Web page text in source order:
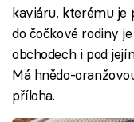
kaviáru, kterému je
do čočkové rodiny
obchodech i pod
Má hnědo-
příloha.